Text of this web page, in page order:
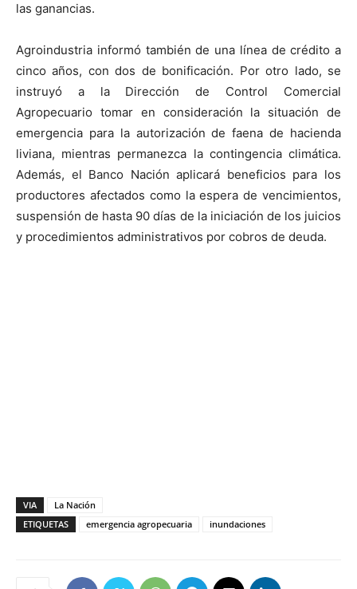
las ganancias.
Agroindustria informó también de una línea de crédito a
cinco años, con dos de bonificación. Por otro lado, se
instruyó a la Dirección de Control Comercial
Agropecuario tomar en consideración la situación de
emergencia para la autorización de faena de hacienda
liviana, mientras permanezca la contingencia climática.
Además, el Banco Nación aplicará beneficios para los
productores afectados como la espera de vencimientos,
suspensión de hasta 90 días de la iniciación de los juicios
y procedimientos administrativos por cobros de deuda.
VIA
La Nación
ETIQUETAS
emergencia agropecuaria inundaciones